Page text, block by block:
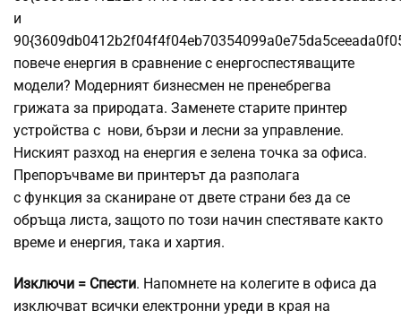
и
повече енергия в сравнение с енергоспестяващите
модели? Модерният бизнесмен не пренебрегва
грижата за природата. Заменете старите принтер
устройства с нови, бързи и лесни за управление.
Ниският разход на енергия е зелена точка за офиса.
Препоръчваме ви принтерът да разполага
с функция за сканиране от двете страни без да се
обръща листа, защото по този начин спестявате както
време и енергия, така и хартия.
Изключи = Спести. Напомнете на колегите в офиса да
изключват всички електронни уреди в края на